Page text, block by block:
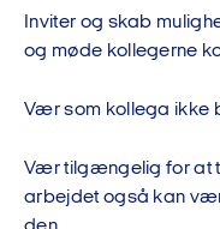
Inviter og skab
og møde kollegerne
Vær som kollega ikke
Vær tilgængelig for at
arbejdet også kan